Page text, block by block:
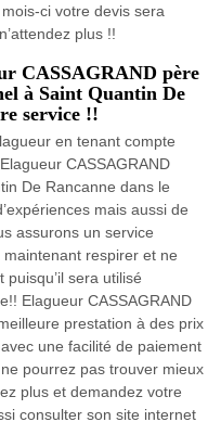
ci votre devis sera
plus !!
CASSAGRAND père
à Saint Quantin De
service !!
en tenant compte
CASSAGRAND
De Rancanne dans le
mais aussi de
assurons un service
respirer et ne
sera utilisé
Elagueur CASSAGRAND
prestation à des prix
une facilité de paiement
pourrez pas trouver mieux
plus et demandez votre
consulter son site internet